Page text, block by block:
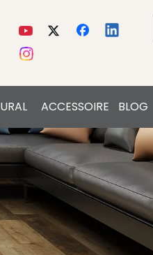
ACCESSOIRE BLOG